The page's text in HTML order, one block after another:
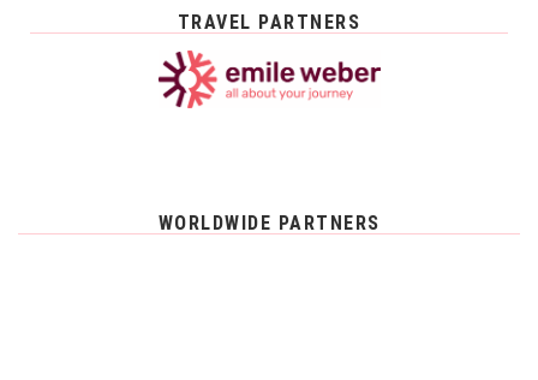
TRAVEL PARTNERS
WORLDWIDE PARTNERS